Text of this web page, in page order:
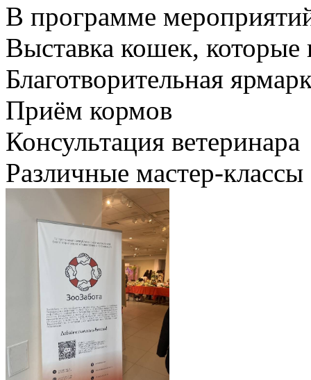
В программе
Выставка кошек,
Благотворительная
Приём кормов
Консультация ветеринара
Различные мастер-классы